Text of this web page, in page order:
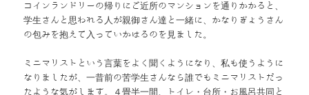
コインランドリーの帰りにご近所のマンションを通りかかると、
学生さんと思われる人が親御さん達と一緒に、かなりぎょうさん
の包みを抱えて入っていかはるのを見ました。
ミニマリストという言葉をよく聞くようになり、私も使うように
なりましたが、一昔前の苦学生さんなら誰でもミニマリストだっ
たような気がします。４畳半一間、トイレ・台所・お風呂共同と